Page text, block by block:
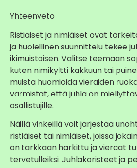
Yhteenveto
Ristiäiset ja nimiäiset ovat
ja huolellinen suunnittelu tekee
ikimuistoisen. Valitse teemaan
kuten nimikyltti kakkuun tai
muista huomioida vieraiden
varmistat, että juhla on
osallistujille.
Näillä vinkeillä voit järjestää
ristiäiset tai nimiäiset, joissa
on tarkkaan harkittu ja vieraat
tervetulleiksi. Juhlakoristeet ja